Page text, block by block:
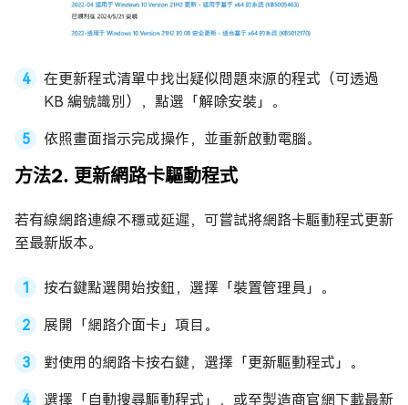
在更新程式清單中找出疑似問題來源的程式（可透過
KB 編號識別），點選「解除安裝」。
依照畫面指示完成操作，並重新啟動電腦。
方法2. 更新網路卡驅動程式
若有線網路連線不穩或延遲，可嘗試將網路卡驅動程式更新
至最新版本。
按右鍵點選開始按鈕，選擇「裝置管理員」。
展開「網路介面卡」項目。
對使用的網路卡按右鍵，選擇「更新驅動程式」。
選擇「自動搜尋驅動程式」，或至製造商官網下載最新